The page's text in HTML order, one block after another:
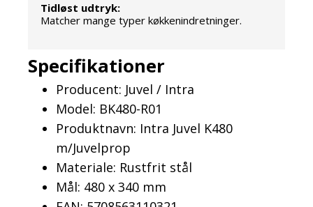
Tidløst udtryk:
Matcher mange typer køkkenindretninger.
Specifikationer
Producent: Juvel / Intra
Model: BK480-R01
Produktnavn: Intra Juvel K480
m/Juvelprop
Materiale: Rustfrit stål
Mål: 480 x 340 mm